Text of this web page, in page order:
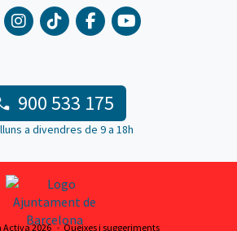
900 533 175
a divendres de 9 a 18h
2026 Queixes i suggeriments